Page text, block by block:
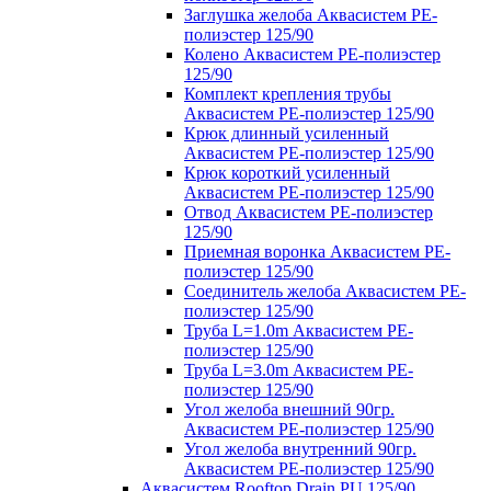
Заглушка желоба Аквасистем PE-
полиэстер 125/90
Колено Аквасистем PE-полиэстер
125/90
Комплект крепления трубы
Аквасистем PE-полиэстер 125/90
Крюк длинный усиленный
Аквасистем PE-полиэстер 125/90
Крюк короткий усиленный
Аквасистем PE-полиэстер 125/90
Отвод Аквасистем РЕ-полиэстер
125/90
Приемная воронка Аквасистем PE-
полиэстер 125/90
Соединитель желоба Аквасистем PE-
полиэстер 125/90
Труба L=1.0m Аквасистем PE-
полиэстер 125/90
Труба L=3.0m Аквасистем PE-
полиэстер 125/90
Угол желоба внешний 90гр.
Аквасистем PE-полиэстер 125/90
Угол желоба внутренний 90гр.
Аквасистем PE-полиэстер 125/90